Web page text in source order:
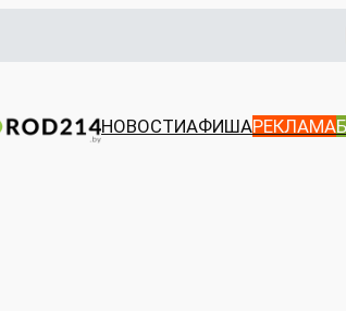
НОВОСТИАФИШАРЕКЛАМА